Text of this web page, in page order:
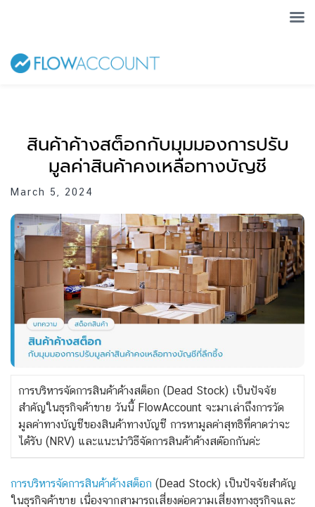
สินค้าค้างสต็อกกับมุมมองการปรับ
มูลค่าสินค้าคงเหลือทางบัญชี
March 5, 2024
การบริหารจัดการสินค้าค้างสต็อก (Dead Stock) เป็นปัจจัย
สำคัญในธุรกิจค้าขาย วันนี้ FlowAccount จะมาเล่าถึงการวัด
มูลค่าทางบัญชีของสินค้าทางบัญชี การหามูลค่าสุทธิที่คาดว่าจะ
ได้รับ (NRV) และแนะนำวิธีจัดการสินค้าค้างสต๊อกกันค่ะ
การบริหารจัดการสินค้าค้างสต็อก (Dead Stock) เป็นปัจจัยสำคัญ
ในธุรกิจค้าขาย เนื่องจากสามารถเสี่ยงต่อความเสี่ยงทางธุรกิจและ